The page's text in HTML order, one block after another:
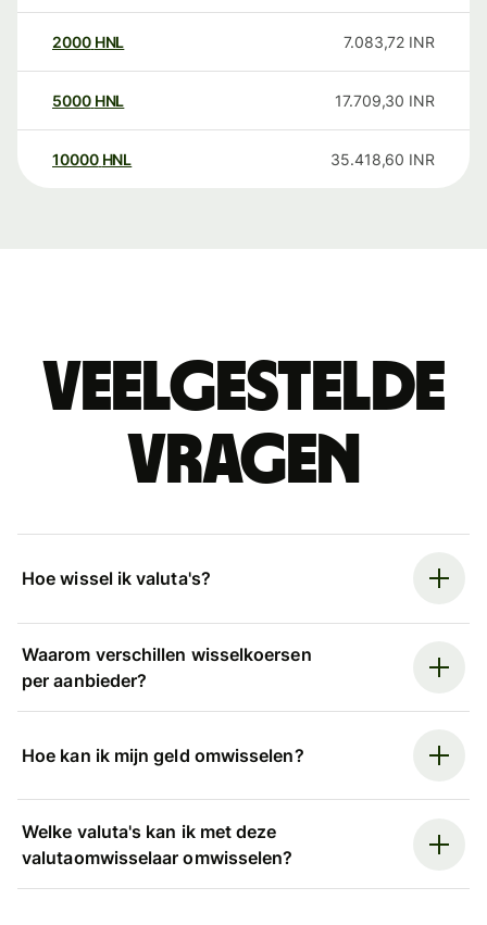
2000 HNL 7.083,72 INR
5000 HNL 17.709,30 INR
10000 HNL 35.418,60 INR
Veelgestelde
vragen
Hoe wissel ik valuta's?
Waarom verschillen wisselkoersen
per aanbieder?
Hoe kan ik mijn geld omwisselen?
Welke valuta's kan ik met deze
valutaomwisselaar omwisselen?